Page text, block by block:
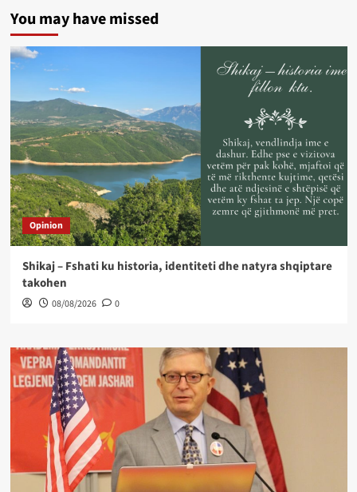
You may have missed
Opinion
Shikaj – Fshati ku historia, identiteti dhe natyra shqiptare
takohen
08/08/2026 0